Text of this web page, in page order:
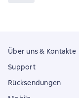
Über uns & Kontakte
Support
Rücksendungen